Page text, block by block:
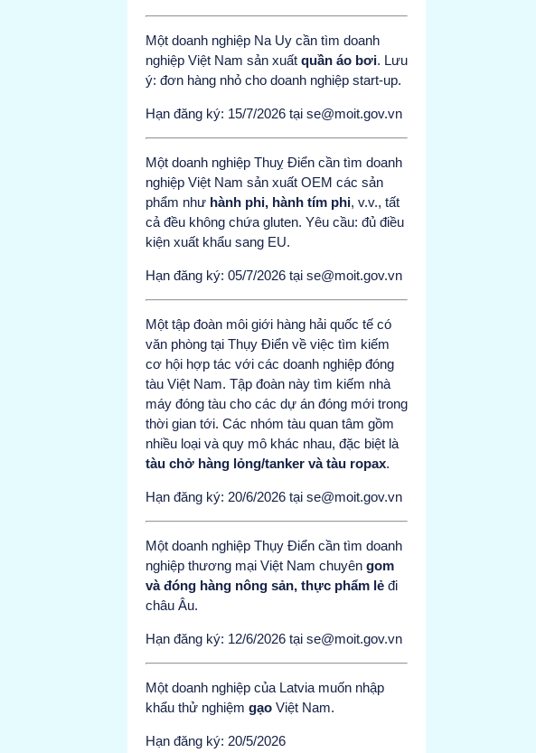
Một doanh nghiệp Na Uy cần tìm doanh
nghiệp Việt Nam sản xuất quần áo bơi. Lưu
ý: đơn hàng nhỏ cho doanh nghiệp start-up.
Hạn đăng ký: 15/7/2026 tại se@moit.gov.vn
Một doanh nghiệp Thuỵ Điển cần tìm doanh
nghiệp Việt Nam sản xuất OEM các sản
phẩm như hành phi, hành tím phi, v.v., tất
cả đều không chứa gluten. Yêu cầu: đủ điều
kiện xuất khẩu sang EU.
Hạn đăng ký: 05/7/2026 tại se@moit.gov.vn
Một tập đoàn môi giới hàng hải quốc tế có
văn phòng tại Thụy Điển về việc tìm kiếm
cơ hội hợp tác với các doanh nghiệp đóng
tàu Việt Nam. Tập đoàn này tìm kiếm nhà
máy đóng tàu cho các dự án đóng mới trong
thời gian tới. Các nhóm tàu quan tâm gồm
nhiều loại và quy mô khác nhau, đặc biệt là
tàu chở hàng lỏng/tanker và tàu ropax.
Hạn đăng ký: 20/6/2026 tại se@moit.gov.vn
Một doanh nghiệp Thụy Điển cần tìm doanh
nghiệp thương mại Việt Nam chuyên gom
và đóng hàng nông sản, thực phẩm lẻ đi
châu Âu.
Hạn đăng ký: 12/6/2026 tại se@moit.gov.vn
Một doanh nghiệp của Latvia muốn nhập
khẩu thử nghiệm gạo Việt Nam.
Hạn đăng ký: 20/5/2026